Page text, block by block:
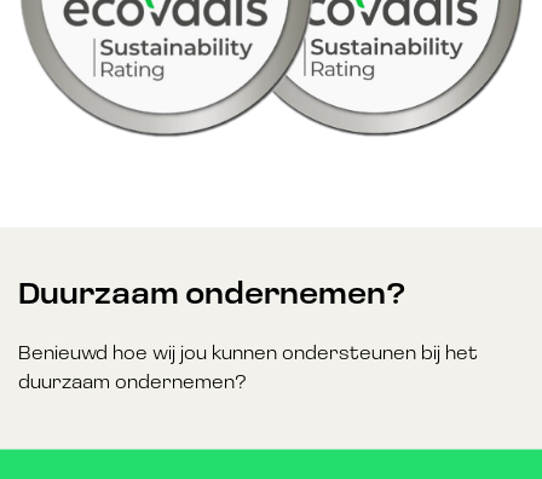
Duurzaam ondernemen?
Benieuwd hoe wij jou kunnen ondersteunen bij het
duurzaam ondernemen?